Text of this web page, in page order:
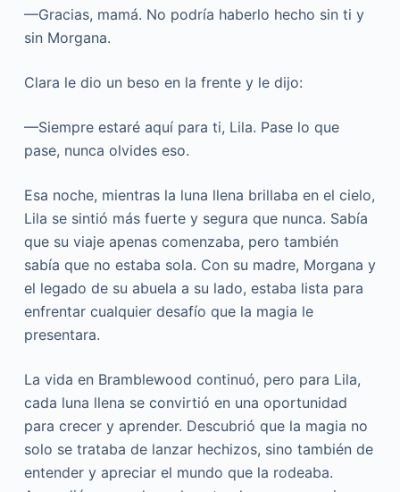
—Gracias, mamá. No podría haberlo hecho sin ti y
sin Morgana.
Clara le dio un beso en la frente y le dijo:
—Siempre estaré aquí para ti, Lila. Pase lo que
pase, nunca olvides eso.
Esa noche, mientras la luna llena brillaba en el cielo,
Lila se sintió más fuerte y segura que nunca. Sabía
que su viaje apenas comenzaba, pero también
sabía que no estaba sola. Con su madre, Morgana y
el legado de su abuela a su lado, estaba lista para
enfrentar cualquier desafío que la magia le
presentara.
La vida en Bramblewood continuó, pero para Lila,
cada luna llena se convirtió en una oportunidad
para crecer y aprender. Descubrió que la magia no
solo se trataba de lanzar hechizos, sino también de
entender y apreciar el mundo que la rodeaba.